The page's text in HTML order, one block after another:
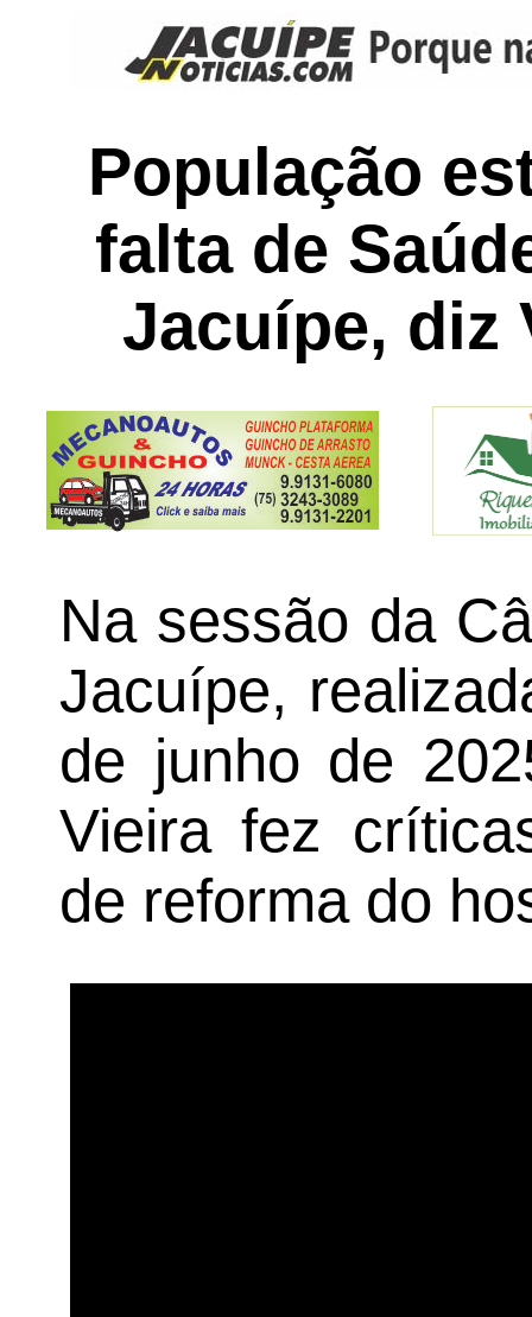
População
falta de
Jacuípe, diz
Na sessão da
Jacuípe,
de junho de
Vieira fez
de reforma do